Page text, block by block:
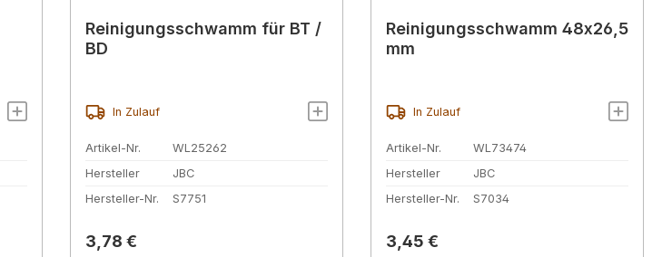
Reinigungsschwamm für BT /
BD
In Zulauf
Artikel-Nr.
WL25262
Hersteller
JBC
Hersteller-Nr.
S7751
Regulärer Preis:
3,78 €
Reinigungsschwamm 48x26,5
mm
In Zulauf
Artikel-Nr.
WL73474
Hersteller
JBC
Hersteller-Nr.
S7034
Regulärer Preis:
3,45 €